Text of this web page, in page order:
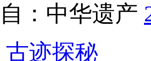
：中华遗产
古迹探秘